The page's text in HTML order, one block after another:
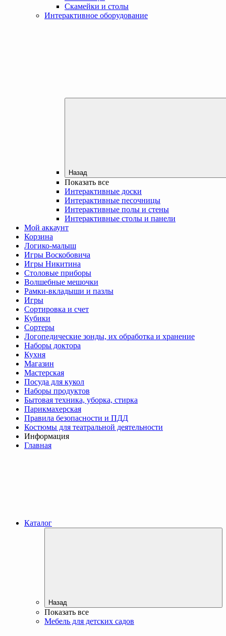
Скамейки и столы
Интерактивное оборудование
Назад
Показать все
Интерактивные доски
Интерактивные песочницы
Интерактивные полы и стены
Интерактивные столы и панели
Мой аккаунт
Корзина
Логико-малыш
Игры Воскобовича
Игры Никитина
Столовые приборы
Волшебные мешочки
Рамки-вкладыши и пазлы
Игры
Сортировка и счет
Кубики
Сортеры
Логопедические зонды, их обработка и хранение
Наборы доктора
Кухня
Магазин
Мастерская
Посуда для кукол
Наборы продуктов
Бытовая техника, уборка, стирка
Парикмахерская
Правила безопасности и ПДД
Костюмы для театральной деятельности
Информация
Главная
Каталог
Назад
Показать все
Мебель для детских садов